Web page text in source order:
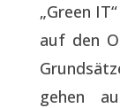
„Green
auf den
gehen